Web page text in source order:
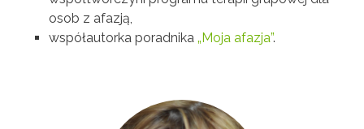
osob z afazją,
współautorka poradnika „Moja afazja”.